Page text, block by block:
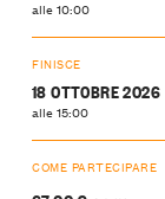
alle 10:00
FINISCE
18 OTTOBRE 2026
alle 15:00
COME PARTECIPARE